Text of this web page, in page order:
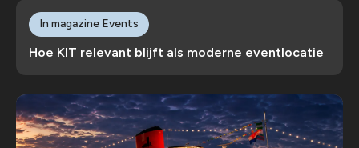
Hoe KIT relevant blijft als moderne eventlocatie
In magazine Events